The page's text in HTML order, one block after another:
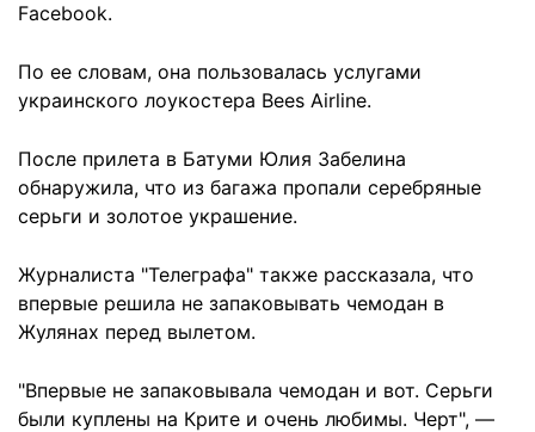
Facebook.
По ее словам, она пользовалась услугами
украинского лоукостера Bees Airline.
После прилета в Батуми Юлия Забелина
обнаружила, что из багажа пропали серебряные
серьги и золотое украшение.
Журналиста "Телеграфа" также рассказала, что
впервые решила не запаковывать чемодан в
Жулянах перед вылетом.
"Впервые не запаковывала чемодан и вот. Серьги
были куплены на Крите и очень любимы. Черт", —